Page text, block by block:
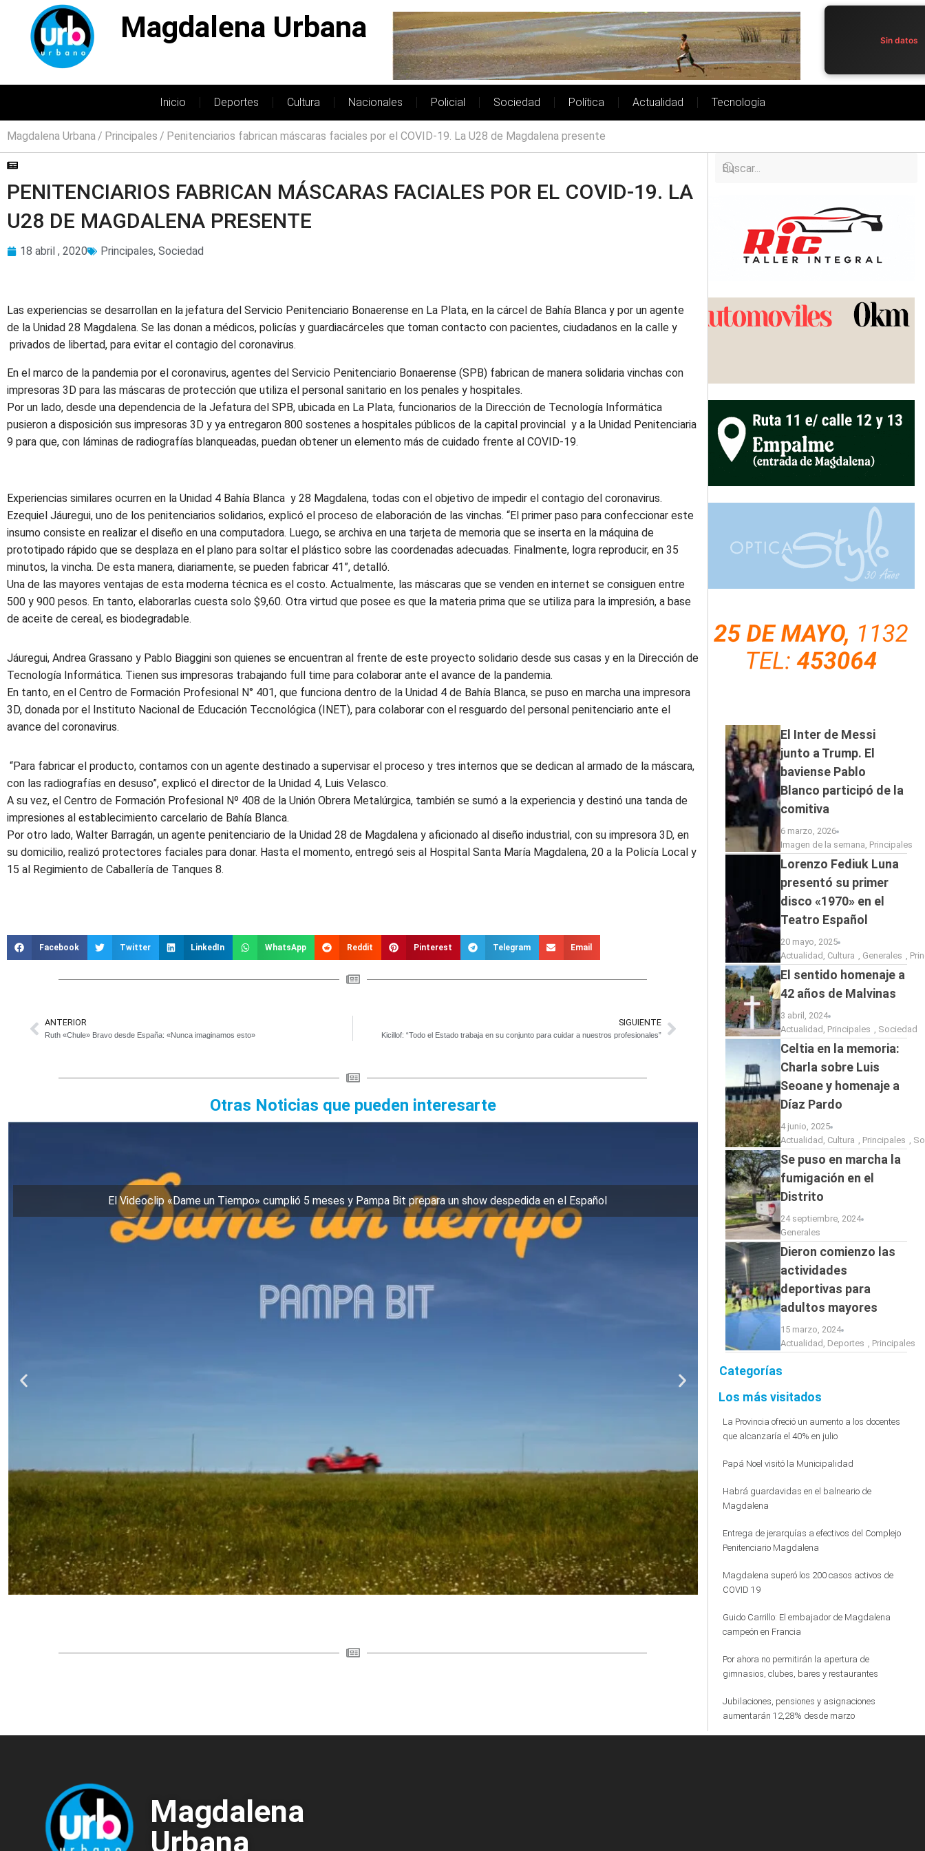
Magdalena Urbana Sin datos
Inicio Deportes Cultura Nacionales Policial Sociedad Política Actualidad Tecnología
Magdalena Urbana Principales Penitenciarios fabrican máscaras faciales por el COVID-19. La U28 de Magdalena presente
PENITENCIARIOS FABRICAN MÁSCARAS FACIALES POR EL COVID-19. LA
U28 DE MAGDALENA PRESENTE
18 abril , 2020 Principales, Sociedad
Las experiencias se desarrollan en la jefatura del Servicio Penitenciario Bonaerense en La Plata, en la cárcel de Bahía Blanca y por un agente
de la Unidad 28 Magdalena. Se las donan a médicos, policías y guardiacárceles que toman contacto con pacientes, ciudadanos en la calle y
privados de libertad, para evitar el contagio del coronavirus.
En el marco de la pandemia por el coronavirus, agentes del Servicio Penitenciario Bonaerense (SPB) fabrican de manera solidaria vinchas con
impresoras 3D para las máscaras de protección que utiliza el personal sanitario en los penales y hospitales.
Por un lado, desde una dependencia de la Jefatura del SPB, ubicada en La Plata, funcionarios de la Dirección de Tecnología Informática
pusieron a disposición sus impresoras 3D y ya entregaron 800 sostenes a hospitales públicos de la capital provincial y a la Unidad Penitenciaria
9 para que, con láminas de radiografías blanqueadas, puedan obtener un elemento más de cuidado frente al COVID-19.
Experiencias similares ocurren en la Unidad 4 Bahía Blanca y 28 Magdalena, todas con el objetivo de impedir el contagio del coronavirus.
Ezequiel Jáuregui, uno de los penitenciarios solidarios, explicó el proceso de elaboración de las vinchas. “El primer paso para confeccionar este
insumo consiste en realizar el diseño en una computadora. Luego, se archiva en una tarjeta de memoria que se inserta en la máquina de
prototipado rápido que se desplaza en el plano para soltar el plástico sobre las coordenadas adecuadas. Finalmente, logra reproducir, en 35
minutos, la vincha. De esta manera, diariamente, se pueden fabricar 41”, detalló.
Una de las mayores ventajas de esta moderna técnica es el costo. Actualmente, las máscaras que se venden en internet se consiguen entre
500 y 900 pesos. En tanto, elaborarlas cuesta solo $9,60. Otra virtud que posee es que la materia prima que se utiliza para la impresión, a base
de aceite de cereal, es biodegradable.
Jáuregui, Andrea Grassano y Pablo Biaggini son quienes se encuentran al frente de este proyecto solidario desde sus casas y en la Dirección de
Tecnología Informática. Tienen sus impresoras trabajando full time para colaborar ante el avance de la pandemia.
En tanto, en el Centro de Formación Profesional N° 401, que funciona dentro de la Unidad 4 de Bahía Blanca, se puso en marcha una impresora
3D, donada por el Instituto Nacional de Educación Teccnológica (INET), para colaborar con el resguardo del personal penitenciario ante el
avance del coronavirus.
“Para fabricar el producto, contamos con un agente destinado a supervisar el proceso y tres internos que se dedican al armado de la máscara,
con las radiografías en desuso”, explicó el director de la Unidad 4, Luis Velasco.
A su vez, el Centro de Formación Profesional Nº 408 de la Unión Obrera Metalúrgica, también se sumó a la experiencia y destinó una tanda de
impresiones al establecimiento carcelario de Bahía Blanca.
Por otro lado, Walter Barragán, un agente penitenciario de la Unidad 28 de Magdalena y aficionado al diseño industrial, con su impresora 3D, en
su domicilio, realizó protectores faciales para donar. Hasta el momento, entregó seis al Hospital Santa María Magdalena, 20 a la Policía Local y
15 al Regimiento de Caballería de Tanques 8.
Facebook Twitter LinkedIn WhatsApp Reddit Pinterest Telegram Email
ANTERIOR
Ruth «Chule» Bravo desde España: «Nunca imaginamos esto»
SIGUIENTE
Kicillof: “Todo el Estado trabaja en su conjunto para cuidar a nuestros profesionales”
Otras Noticias que pueden interesarte
El Videoclip «Dame un Tiempo» cumplió 5 meses y Pampa Bit prepara un show despedida en el Español
El Inter de Messi
junto a Trump. El
baviense Pablo
Blanco participó de la
comitiva
6 marzo, 2026
Imagen de la semana, Principales
Lorenzo Fediuk Luna
presentó su primer
disco «1970» en el
Teatro Español
20 mayo, 2025
Actualidad , Cultura , Generales ,
El sentido homenaje a
42 años de Malvinas
3 abril, 2024
Actualidad , Principales , Sociedad
Celtia en la memoria:
Charla sobre Luis
Seoane y homenaje a
Díaz Pardo
4 junio, 2025
Actualidad , Cultura , Principales ,
Se puso en marcha la
fumigación en el
Distrito
24 septiembre, 2024
Generales
Dieron comienzo las
actividades
deportivas para
adultos mayores
15 marzo, 2024
Actualidad , Deportes , Principales
Categorías
Los más visitados
La Provincia ofreció un aumento a los docentes
que alcanzaría el 40% en julio
Papá Noel visitó la Municipalidad
Habrá guardavidas en el balneario de
Magdalena
Entrega de jerarquías a efectivos del Complejo
Penitenciario Magdalena
Magdalena superó los 200 casos activos de
COVID 19
Guido Carrillo: El embajador de Magdalena
campeón en Francia
Por ahora no permitirán la apertura de
gimnasios, clubes, bares y restaurantes
Jubilaciones, pensiones y asignaciones
aumentarán 12,28% desde marzo
Magdalena
Urbana